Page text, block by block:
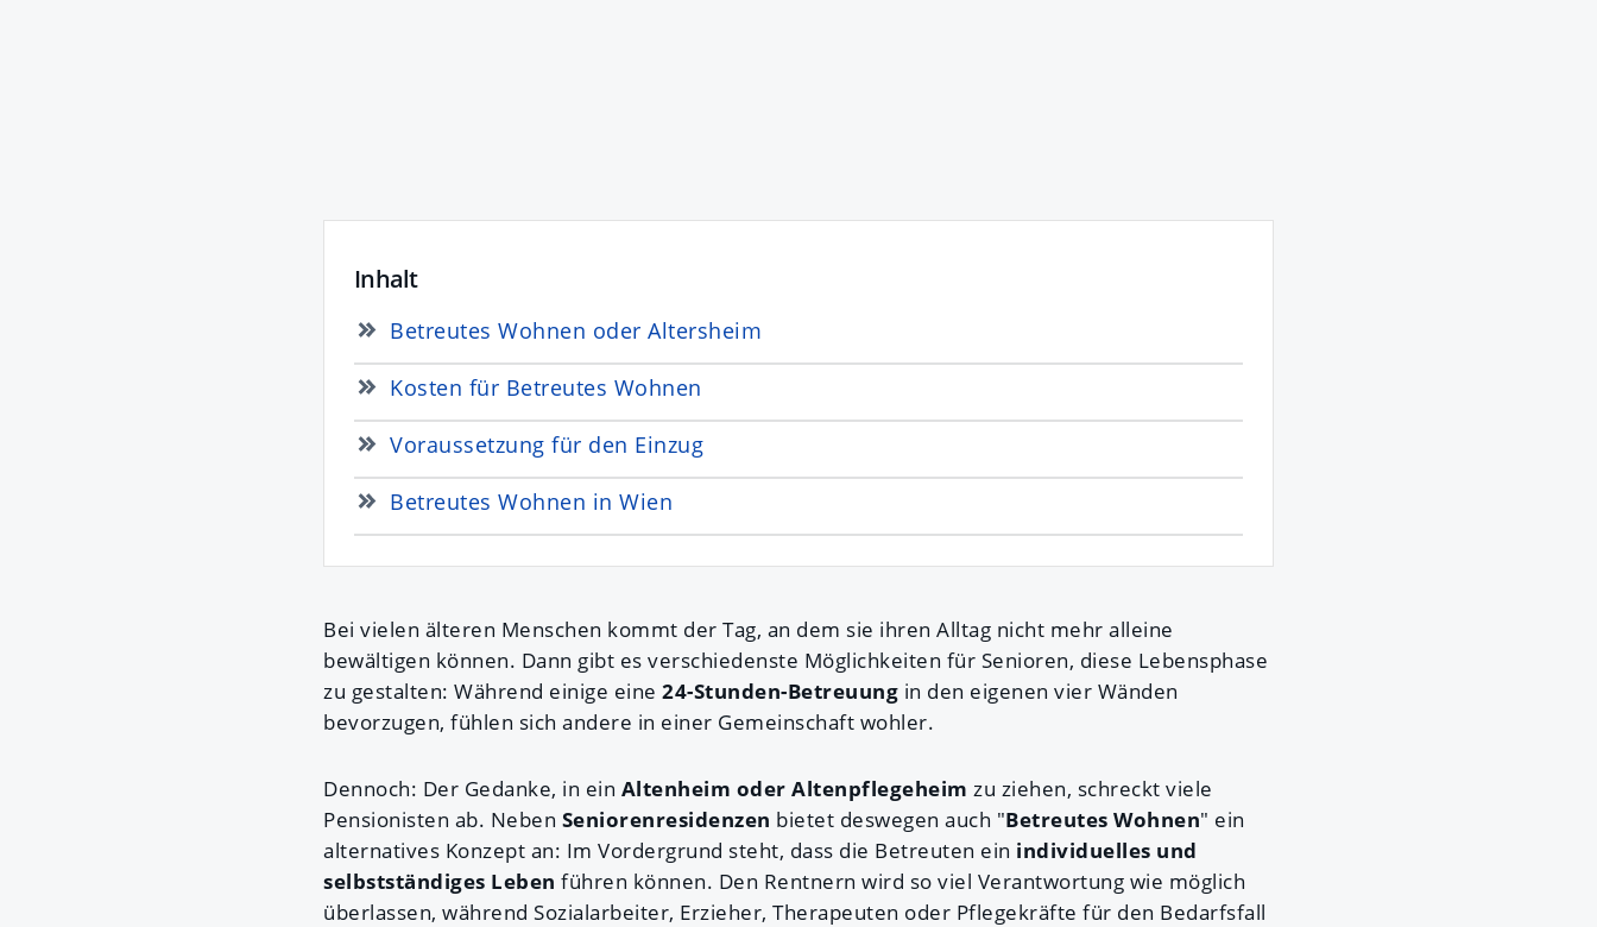
Inhalt
Betreutes Wohnen oder Altersheim
Kosten für Betreutes Wohnen
Voraussetzung für den Einzug
Betreutes Wohnen in Wien
Bei vielen älteren Menschen kommt der Tag, an dem sie ihren Alltag nicht mehr alleine
bewältigen können. Dann gibt es verschiedenste Möglichkeiten für Senioren, diese Lebensphase
zu gestalten: Während einige eine 24-Stunden-Betreuung in den eigenen vier Wänden
bevorzugen, fühlen sich andere in einer Gemeinschaft wohler.
Dennoch: Der Gedanke, in ein Altenheim oder Altenpflegeheim zu ziehen, schreckt viele
Pensionisten ab. Neben Seniorenresidenzen bietet deswegen auch "Betreutes Wohnen" ein
alternatives Konzept an: Im Vordergrund steht, dass die Betreuten ein individuelles und
selbstständiges Leben führen können. Den Rentnern wird so viel Verantwortung wie möglich
überlassen, während Sozialarbeiter, Erzieher, Therapeuten oder Pflegekräfte für den Bedarfsfall